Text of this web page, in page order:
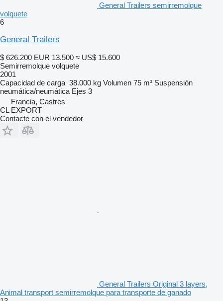
General Trailers semirremolque
volquete
6
General Trailers
$ 626.200 EUR 13.500 ≈ US$ 15.600
Semirremolque volquete
2001
Capacidad de carga 38.000 kg Volumen 75 m³ Suspensión
neumática/neumática Ejes 3
Francia, Castres
CL EXPORT
Contacte con el vendedor
General Trailers Original 3 layers,
Animal transport semirremolque para transporte de ganado